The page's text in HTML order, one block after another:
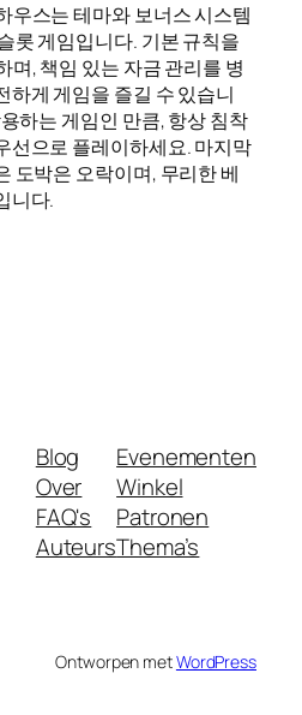
우스는 테마와 보너스 시스템
롯 게임입니다. 기본 규칙을
며, 책임 있는 자금 관리를 병
하게 게임을 즐길 수 있습니
하는 게임인 만큼, 항상 침착
선으로 플레이하세요. 마지막
도박은 오락이며, 무리한 베
니다.
Blog
Over
FAQ's
Auteurs
Evenementen
Winkel
Patronen
Thema’s
Ontworpen metWordPress